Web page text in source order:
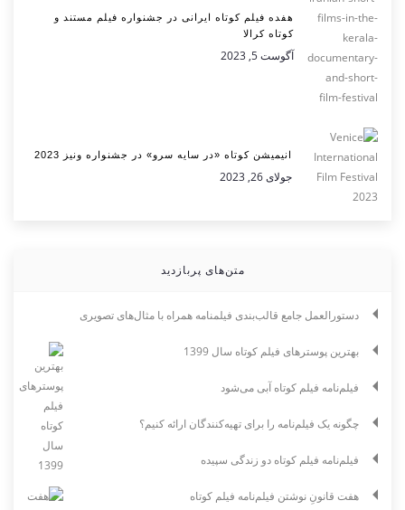
هفده فیلم کوتاه ایرانی در جشنواره فیلم مستند و
کوتاه کرالا
آگوست 5, 2023
انیمیشن کوتاه «در سایه سرو» در جشنواره ونیز 2023
جولای 26, 2023
متن‌های پربازدید
دستورالعمل جامع قالب‌بندی فیلمنامه همراه با مثال‌های تصویری
بهترین پوسترهای فیلم کوتاه سال 1399
فیلم‌نامه فیلم کوتاه آبی می‌شود
چگونه یک فیلم‌نامه را برای تهیه‌کنندگان ارائه کنیم؟
فیلم‌نامه فیلم کوتاه دو زندگی سپیده
هفت قانونِ نوشتن فیلم‌نامه فیلم کوتاه